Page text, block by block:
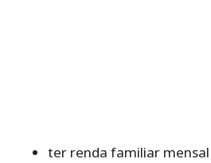
ter renda familiar